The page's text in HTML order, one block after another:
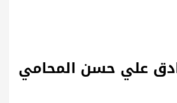
علي حسن المحامي